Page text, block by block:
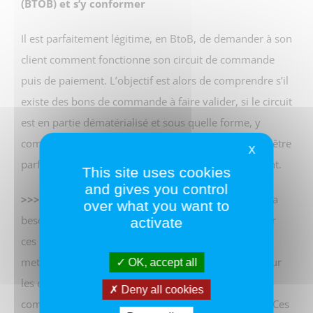
(BTOB) et s’y conformer
Il est parfaitement légitime, en BtoB, de demander à son
client comment fonctionne son circuit de commande
puis de paiement. L’objectif est alors de comprendre s’il
existe des bons de commande à faire valider, si le circuit
est en partie dématérialisé et sous quelle forme, y
compris technique, la facture devra être émise pour être
parfaitement traitée par le processus interne du client.
>>> Notre conseil : profiter du moment où le client a
besoin de vous, lors de sa commande, pour recueillir
ces informations dans un climat positif. Au passage,
mettez-vous d’accord sur les délais de paiement et sur
les dates optimales de réception de la facture par sa
comptabilité fournisseurs pour un paiement rapide. Ces
X
This site uses cookies
and gives you control
over what you want to
activate
OK, accept all
Deny all cookies